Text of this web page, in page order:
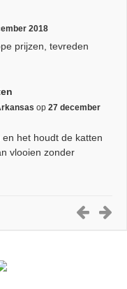
2018
prijzen, tevreden
op 27 december
het houdt de katten
vlooien zonder